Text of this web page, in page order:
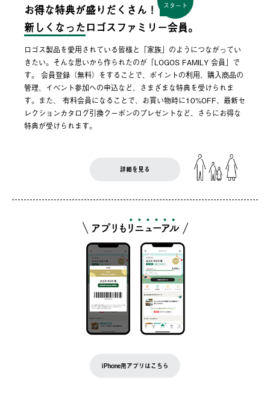
お得な特典が盛りだくさん！
スタート
新しくなった ロゴスファミリー会員。
ロゴス製品を愛用されている皆様と「家族」のようにつながってい
きたい。そんな思いから作られたのが「LOGOS FAMILY 会員」で
す。 会員登録（無料）をすることで、ポイントの利用、購入商品の
管理、イベント参加への申込など、さまざまな特典を受けられま
す。また、 有料会員になることで、お買い物時に10%OFF、最新セ
レクションカタログ引換クーポンのプレゼントなど、さらにお得な
特典が受けられます。
詳細を見る
iPhone用アプリはこちら